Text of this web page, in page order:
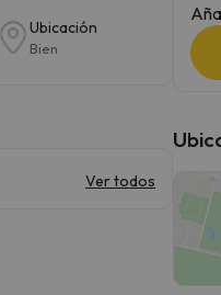
Ubicación
Bien
Ver todos